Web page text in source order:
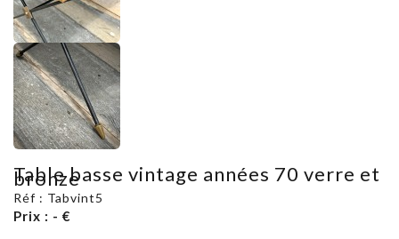
Table basse vintage années 70 verre et
bronze
Réf : Tabvint5
Prix : - €